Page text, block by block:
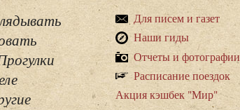
Для писем и газет
Наши гиды
Отчеты и фотографии
Расписание поездок
Акция кэшбек "Мир"